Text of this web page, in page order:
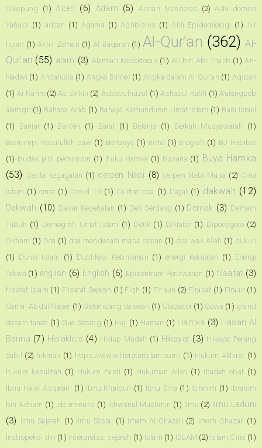
Dikepung (1) Aceh (6) Adam (5) Adnan Menderes (2) Adu domba
Yahudi (1) adzan (1) Agama (1) Agribisnis (1) Ahli Epidemiologi (1) Air
hujan (1) Akhir Zaman (1) Al-Baqarah (1) Al-Qur'an (362) Al-
Qur’an (55) alam (3) Alamiah Kedokteran (1) Ali bin Abi Thalib (1) An-
Nadwi (1) Andalusia (1) Angka Binner (1) Angka dalam Al-Qur'an (1) Aqidah
(1) Ar Narini (2) As Sinkili (2) Asbabulnuzul (1) Ashabul Kahfi (1) Aurangzeb
alamgir (1) Bahasa Arab (1) Bahaya Kemunduran Umat Islam (1) Bani Israel
(1)
Banjar (1) Banten (1) Barat (1) Belanja (1) Berkah Musyawarah
(1)
Bermimpi Rasulullah saw (1) Bertanya (1) Bima (1) Biografi (1) BJ Habibie
(1) budak jadi pemimpin (1) Buku Hamka (1) busana (1) Buya Hamka
(53) Cerita kegagalan (1) cerpen Nabi (8) cerpen Nabi Musa (2) Cina
Islam (1) cinta (1) Covid 19 (1) Curhat doa (1) Dajjal (1) dakwah (12)
Dakwah (10) Dasar Kesehatan (1) Deli Serdang (1) Demak (3) Demam
Tubuh (1) Demografi Umat Islam (1) Detik (1) Diktator (1) Diponegoro (2)
Dirham (1) Doa (1) doa mendesain masa depan (1) doa wali Allah (1) dukun
(1) Dunia Islam (1) Duplikasi Kebrilianan (1) energi kekuatan (1) Energi
Takwa (1) english (6) English (6) Episentrum Perlawanan (1) filsafat (3)
filsafat Islam (1) Filsafat Sejarah (1) Fiqh (1) Fir'aun (2) Firasat (1) Firaun (1)
Gamal Abdul Naser (1) Gelombang dakwah (1) Gladiator (1) Gowa (1) grand
desain tanah (1) Gua Secang (1) Haji (1) Haman (1) Hamka (3) Hasan Al
Banna (7) Heraklius (4) Hidup Mudah (1) Hikayat (3) Hikayat Perang
Sabil
(2) hikmah (1) https://www.literaturislam.com/ (1) Hukum Akhirat (1)
hukum kesulitan (1) Hukum Pasti (1) Hukuman Allah (1) Ibadah obat (1)
Ibnu Hajar Asqalani (1) Ibnu Khaldun (1) Ibnu Sina (1) Ibrahim (1) Ibrahim
bin Adham (1) ide menulis (1) Ikhwanul Muslimin (1) ilmu (2)
Ilmu Laduni
(3) Ilmu Sejarah (1) Ilmu Sosial (1) Imam Al-Ghazali (2) imam Ghazali (1)
Instropeksi diri (1) interpretasi sejarah (1) Islam (1) ISLAM (2) Islam Cina (1)